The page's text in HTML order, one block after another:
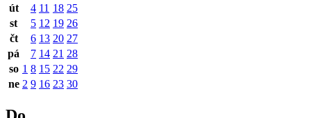
út
4 11 18 25
st
5 12 19 26
čt
6 13 20 27
pá
7 14 21 28
so 1 8 15 22 29
ne 2 9 16 23 30